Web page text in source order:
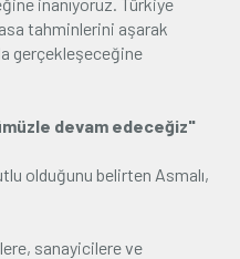
tahminlerini aşarak
gerçekleşeceğine
devam edeceğiz"
olduğunu belirten Asmalı,
sanayicilere ve